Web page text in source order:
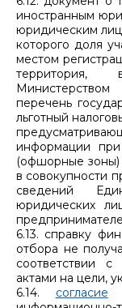
иностранным
юридическим
которого доля
местом
территория,
перечень
льготный
информации
(офшорные зоны)
в совокупности
сведений
юридических
6.13. справку
отбора не
соответствии
актами на цели,
6.14. согласие